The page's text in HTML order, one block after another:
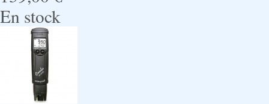
En stock